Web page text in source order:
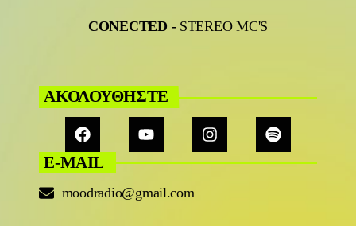
CONECTED - STEREO MC'S
ΑΚΟΛΟΥΘΗΣΤΕ
E-MAIL
moodradio@gmail.com